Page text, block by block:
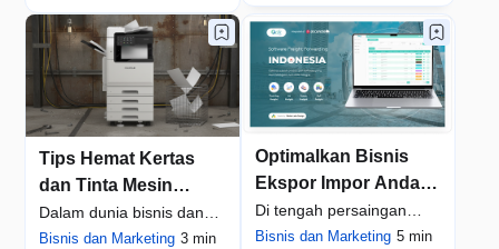
Tips Hemat Kertas
dan Tinta Mesin
Fotocopy – Review
Printer Multifungsi
Dalam dunia bisnis dan
operasional perkantoran
Bisnis dan Marketing 3 min
Optimalkan Bisnis
Ekspor Impor Anda
dengan Oaktree.id:
Solusi Software
Di tengah persaingan
industri ekspor impor
Bisnis dan Marketing 5 min